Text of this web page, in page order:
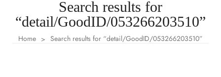
Search results for
“detail/GoodID/053266203510”
Home > Search results for “detail/GoodID/053266203510”